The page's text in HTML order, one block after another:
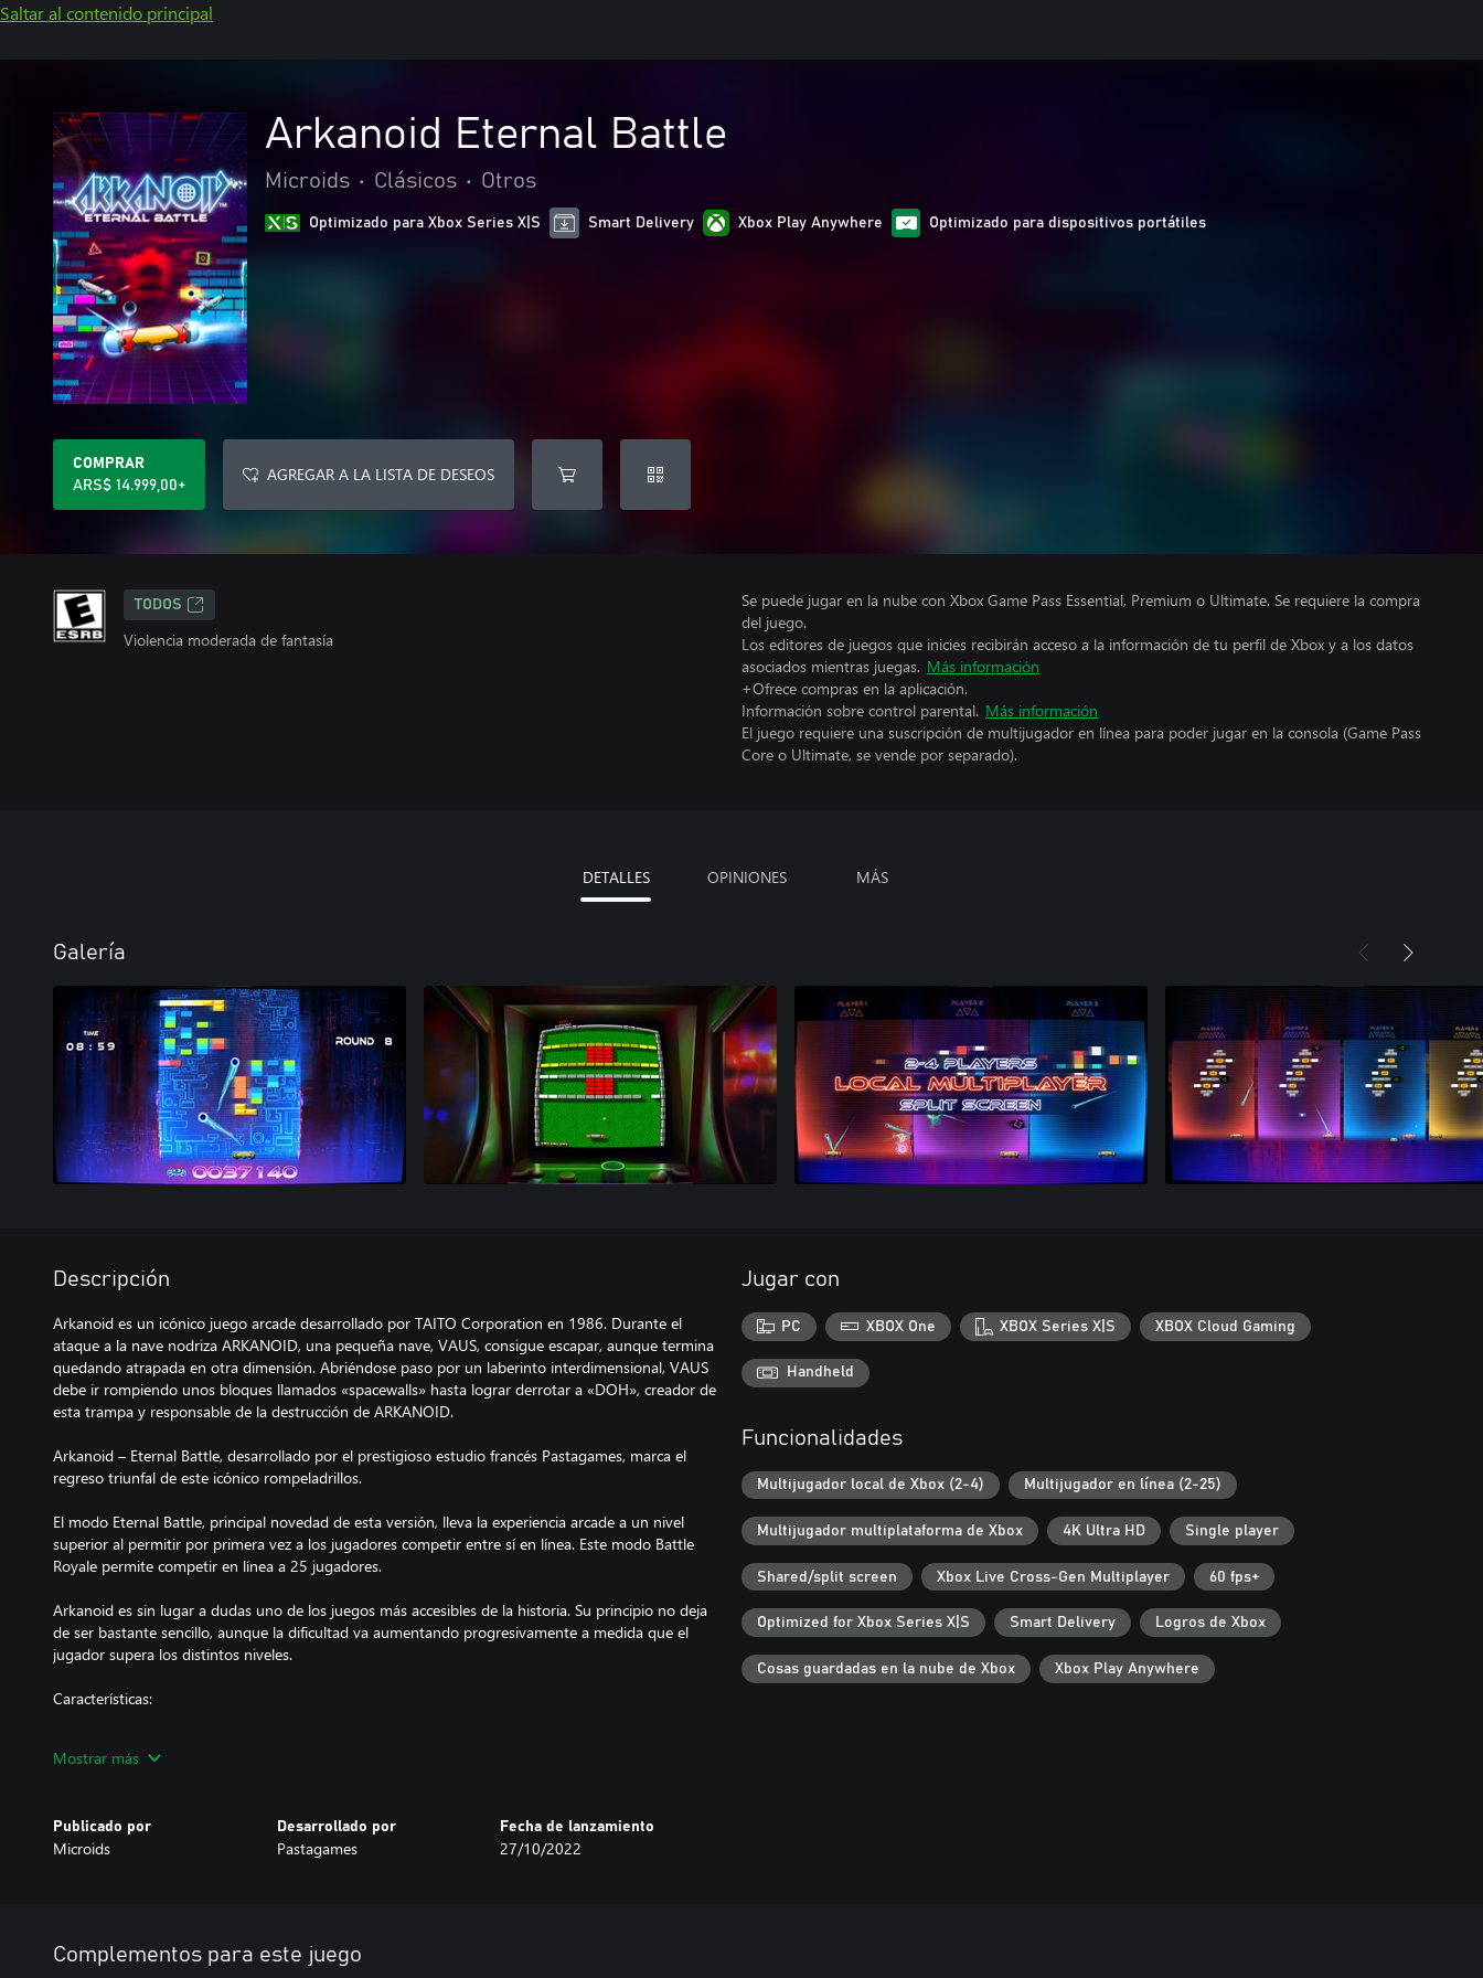
Saltar al contenido principal
Arkanoid Eternal Battle
Microids • Clásicos • Otros
Optimizado para Xbox Series X|S Smart Delivery Xbox Play Anywhere Optimizado para dispositivos portátiles
COMPRAR
ARS$ 14.999,00+
AGREGAR A LA LISTA DE DESEOS
TODOS
Violencia moderada de fantasía
Se puede jugar en la nube con Xbox Game Pass Essential, Premium o Ultimate. Se requiere la compra
del juego.
Los editores de juegos que inicies recibirán acceso a la información de tu perfil de Xbox y a los datos
asociados mientras juegas. Más información
+Ofrece compras en la aplicación.
Información sobre control parental. Más información
El juego requiere una suscripción de multijugador en línea para poder jugar en la consola (Game Pass
Core o Ultimate, se vende por separado).
DETALLES OPINIONES MÁS
Galería
Descripción
Arkanoid es un icónico juego arcade desarrollado por TAITO Corporation en 1986. Durante el
ataque a la nave nodriza ARKANOID, una pequeña nave, VAUS, consigue escapar, aunque termina
quedando atrapada en otra dimensión. Abriéndose paso por un laberinto interdimensional, VAUS
debe ir rompiendo unos bloques llamados «spacewalls» hasta lograr derrotar a «DOH», creador de
esta trampa y responsable de la destrucción de ARKANOID.
Arkanoid – Eternal Battle, desarrollado por el prestigioso estudio francés Pastagames, marca el
regreso triunfal de este icónico rompeladrillos.
El modo Eternal Battle, principal novedad de esta versión, lleva la experiencia arcade a un nivel
superior al permitir por primera vez a los jugadores competir entre sí en línea. Este modo Battle
Royale permite competir en línea a 25 jugadores.
Arkanoid es sin lugar a dudas uno de los juegos más accesibles de la historia. Su principio no deja
de ser bastante sencillo, aunque la dificultad va aumentando progresivamente a medida que el
jugador supera los distintos niveles.
Características:
por el famoso estudio francés Pastagames
(Versus y Eternal Battle)
- RETRO (1 jugador): Viaja en el tiempo para revivir la experiencia genuina de las máquinas arcade.
Mostrar más
Publicado por
Microids
Desarrollado por
Pastagames
Fecha de lanzamiento
27/10/2022
Jugar con
PC XBOX One XBOX Series X|S XBOX Cloud Gaming
Handheld
Funcionalidades
Multijugador local de Xbox (2-4) Multijugador en línea (2-25)
Multijugador multiplataforma de Xbox 4K Ultra HD Single player
Shared/split screen Xbox Live Cross-Gen Multiplayer 60 fps+
Optimized for Xbox Series X|S Smart Delivery Logros de Xbox
Cosas guardadas en la nube de Xbox Xbox Play Anywhere
Complementos para este juego